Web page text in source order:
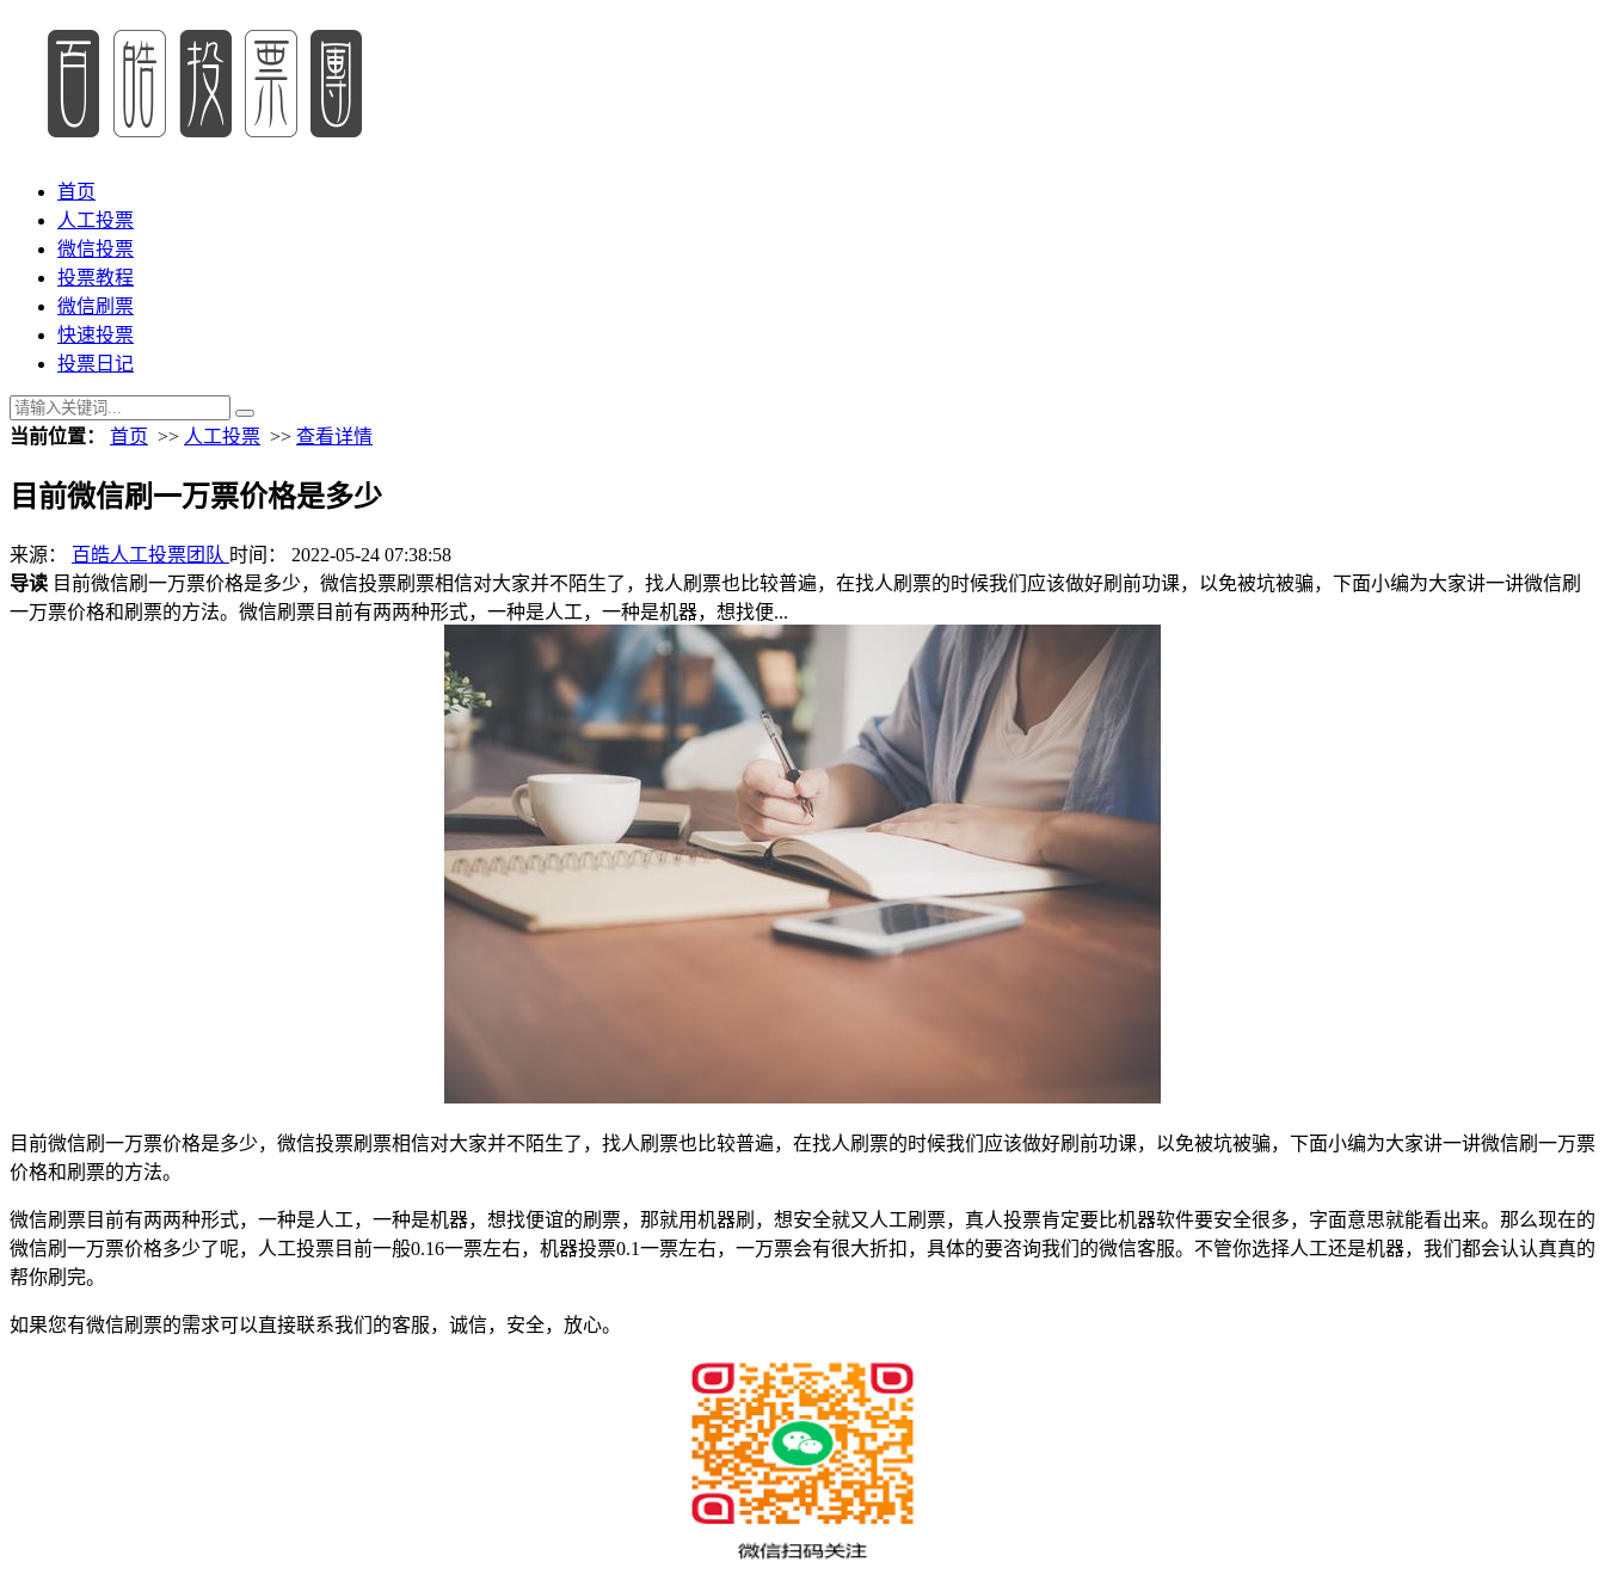
首页
人工投票
微信投票
投票教程
微信刷票
快速投票
投票日记
当前位置： 首页 >> 人工投票 >> 查看详情
目前微信刷一万票价格是多少
来源： 百皓人工投票团队 时间： 2022-05-24 07:38:58
导读 目前微信刷一万票价格是多少，微信投票刷票相信对大家并不陌生了，找人刷票也比较普遍，在找人刷票的时候我们应该做好刷前功课，以免被坑被骗，下面小编为大家讲一讲微信刷
一万票价格和刷票的方法。微信刷票目前有两两种形式，一种是人工，一种是机器，想找便...
目前微信刷一万票价格是多少，微信投票刷票相信对大家并不陌生了，找人刷票也比较普遍，在找人刷票的时候我们应该做好刷前功课，以免被坑被骗，下面小编为大家讲一讲微信刷一万票
价格和刷票的方法。
微信刷票目前有两两种形式，一种是人工，一种是机器，想找便谊的刷票，那就用机器刷，想安全就又人工刷票，真人投票肯定要比机器软件要安全很多，字面意思就能看出来。那么现在的
微信刷一万票价格多少了呢，人工投票目前一般0.16一票左右，机器投票0.1一票左右，一万票会有很大折扣，具体的要咨询我们的微信客服。不管你选择人工还是机器，我们都会认认真真的
帮你刷完。
如果您有微信刷票的需求可以直接联系我们的客服，诚信，安全，放心。